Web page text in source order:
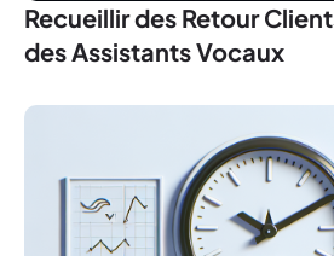
Recueillir des Retour
des Assistants Vocaux